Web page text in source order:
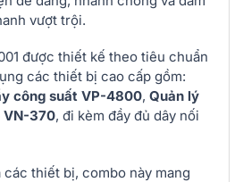
vượt trội.
được thiết kế theo tiêu chuẩn
các thiết bị cao cấp gồm:
công suất VP-4800, Quản lý
VN-370, đi kèm đầy đủ dây nối
thiết bị, combo này mang